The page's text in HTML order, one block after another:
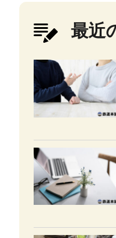
最近